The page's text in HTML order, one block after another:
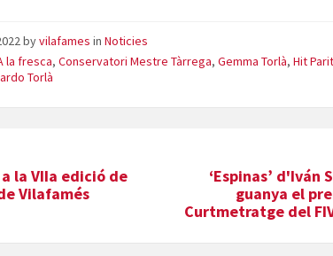
byvilafames inNoticies
la fresca,Conservatori Mestre Tàrrega,Gemma Torlà,Hit Parit
Torlà
la VIIa edició de
Vilafamés
‘Espinas’ d'Iván
guanya el
Curtmetratge del